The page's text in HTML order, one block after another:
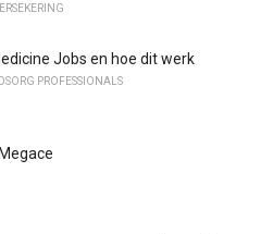
Jobs en hoe dit werk
PROFESSIONALS